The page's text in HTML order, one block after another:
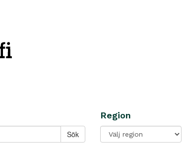
Region